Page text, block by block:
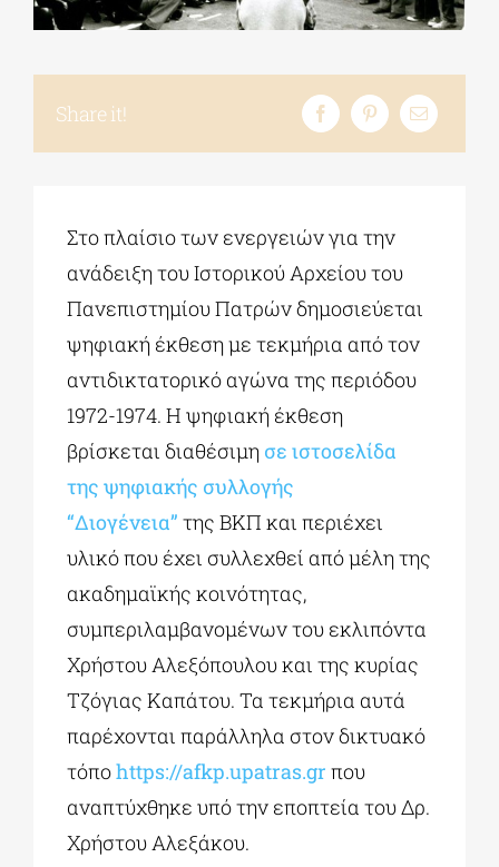
ΧΩΡΟΙ ΤΕΧΝΗΣ
Share it!
Στο πλαίσιο των ενεργειών για την
ανάδειξη του Ιστορικού Αρχείου του
Πανεπιστημίου Πατρών δημοσιεύεται
ψηφιακή έκθεση με τεκμήρια από τον
αντιδικτατορικό αγώνα της περιόδου
1972-1974. Η ψηφιακή έκθεση
βρίσκεται διαθέσιμη σε ιστοσελίδα
της ψηφιακής συλλογής
“Διογένεια” της ΒΚΠ και περιέχει
υλικό που έχει συλλεχθεί από μέλη της
ακαδημαϊκής κοινότητας,
συμπεριλαμβανομένων του εκλιπόντα
Χρήστου Αλεξόπουλου και της κυρίας
Τζόγιας Καπάτου. Τα τεκμήρια αυτά
παρέχονται παράλληλα στον δικτυακό
τόποhttps://afkp.upatras.gr που
αναπτύχθηκε υπό την εποπτεία του Δρ.
Χρήστου Αλεξάκου.